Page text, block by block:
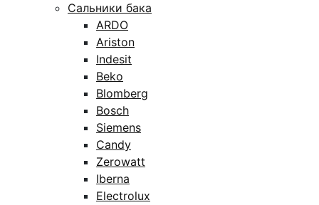
Сальники бака
ARDO
Ariston
Indesit
Beko
Blomberg
Bosch
Siemens
Candy
Zerowatt
Iberna
Electrolux